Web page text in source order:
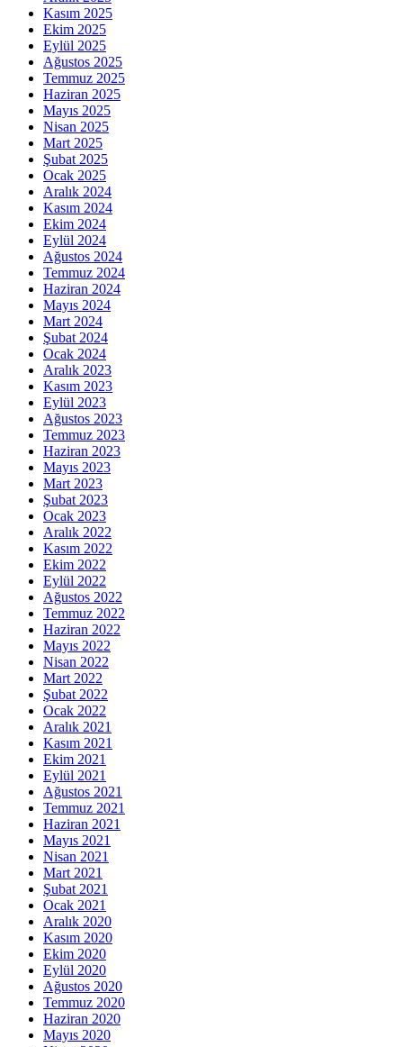
Kasım 2025
Ekim 2025
Eylül 2025
Ağustos 2025
Temmuz 2025
Haziran 2025
Mayıs 2025
Nisan 2025
Mart 2025
Şubat 2025
Ocak 2025
Aralık 2024
Kasım 2024
Ekim 2024
Eylül 2024
Ağustos 2024
Temmuz 2024
Haziran 2024
Mayıs 2024
Mart 2024
Şubat 2024
Ocak 2024
Aralık 2023
Kasım 2023
Eylül 2023
Ağustos 2023
Temmuz 2023
Haziran 2023
Mayıs 2023
Mart 2023
Şubat 2023
Ocak 2023
Aralık 2022
Kasım 2022
Ekim 2022
Eylül 2022
Ağustos 2022
Temmuz 2022
Haziran 2022
Mayıs 2022
Nisan 2022
Mart 2022
Şubat 2022
Ocak 2022
Aralık 2021
Kasım 2021
Ekim 2021
Eylül 2021
Ağustos 2021
Temmuz 2021
Haziran 2021
Mayıs 2021
Nisan 2021
Mart 2021
Şubat 2021
Ocak 2021
Aralık 2020
Kasım 2020
Ekim 2020
Eylül 2020
Ağustos 2020
Temmuz 2020
Haziran 2020
Mayıs 2020